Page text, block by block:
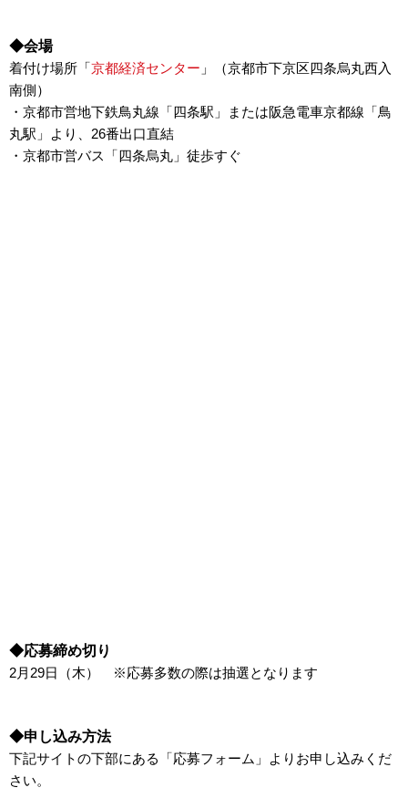
◆会場
着付け場所「京都経済センター 」（京都市下京区四条烏丸西入
南側）
・京都市営地下鉄鳥丸線「四条駅」または阪急電車京都線「鳥
丸駅」より、26番出口直結
・京都市営バス「四条烏丸」徒歩すぐ
◆応募締め切り
2月29日（木） ※応募多数の際は抽選となります
◆申し込み方法
下記サイトの下部にある「応募フォーム」よりお申し込みくだ
さい。